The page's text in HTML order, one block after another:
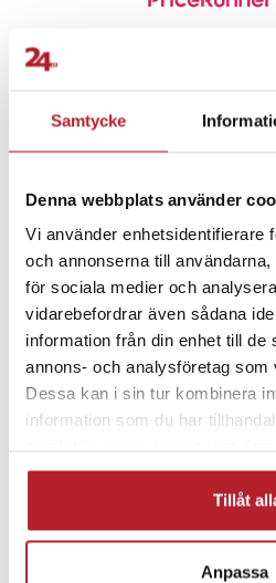
Samtycke
Denna webbplats använder
Vi använder enhetsidentifierare
och annonserna till
för sociala medier och
vidarebefordrar även sådana
information från din enhet till de
annons- och analysföretag som
Dessa kan i sin tur kombinera
information som du har
Tillåt
Anpassa
Specifikation
- Modell: Denver PMP-64
- Antal: 20 ark
- Egenskap: Magnetbaksida
Mobiltillbehör
Kablar & adaptrar
Mobilhållare